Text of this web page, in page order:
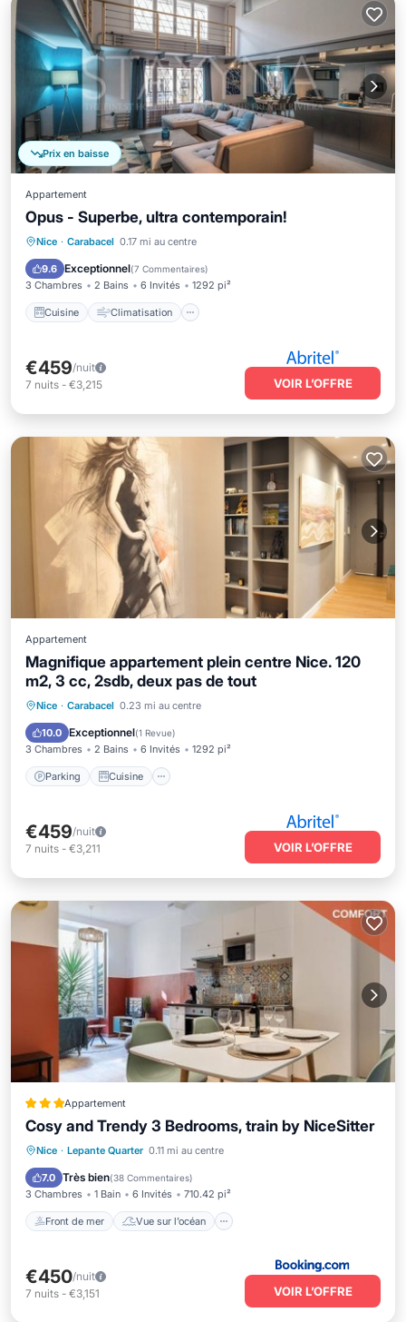
Prix en baisse
Appartement
Opus - Superbe, ultra contemporain!
Nice · Carabacel 0.17 mi au centre
9.6 Exceptionnel(7 Commentaires)
3 Chambres 2 Bains 6 Invités 1292 pi²
Cuisine Climatisation
Cuisine Climatisation
Adapté aux enfants
€459/nuit
7 nuits - €3,215 VOIR L’OFFRE
Appartement
Magnifique appartement plein centre Nice. 120
m2, 3 cc, 2sdb, deux pas de tout
Nice · Carabacel 0.23 mi au centre
10.0 Exceptionnel(1 Revue)
3 Chambres 2 Bains 6 Invités 1292 pi²
Parking Cuisine
Parking Cuisine
Internet
€459/nuit
7 nuits - €3,211 VOIR L’OFFRE
Appartement
Cosy and Trendy 3 Bedrooms, train by NiceSitter
Nice · Lepante Quarter 0.11 mi au centre
7.0 Très bien(38 Commentaires)
3 Chambres 1 Bain 6 Invités 710.42 pi²
Front de mer Vue sur l’océan
Front de mer Vue sur l’océan
Internet
€450/nuit
7 nuits - €3,151 VOIR L’OFFRE